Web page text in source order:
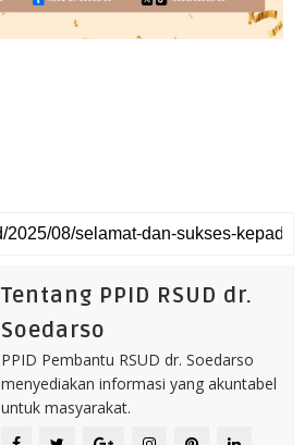
Tentang PPID RSUD dr.
Soedarso
PPID Pembantu RSUD dr. Soedarso
menyediakan informasi yang akuntabel
untuk masyarakat.